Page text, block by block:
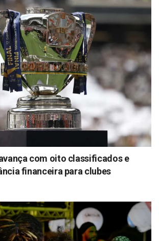
com oito classificados e
financeira para clubes